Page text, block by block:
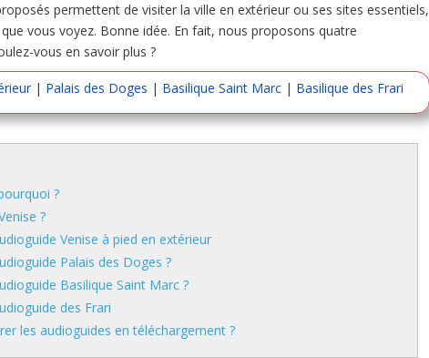
permettent de visiter la ville en extérieur ou ses sites essentiels,
vous voyez. Bonne idée. En fait, nous proposons quatre
vous en savoir plus ?
| Palais des Doges | Basilique Saint Marc| Basilique des Frari
?
?
Venise à pied en extérieur
Palais des Doges ?
Basilique Saint Marc ?
des Frari
les audioguides en téléchargement ?